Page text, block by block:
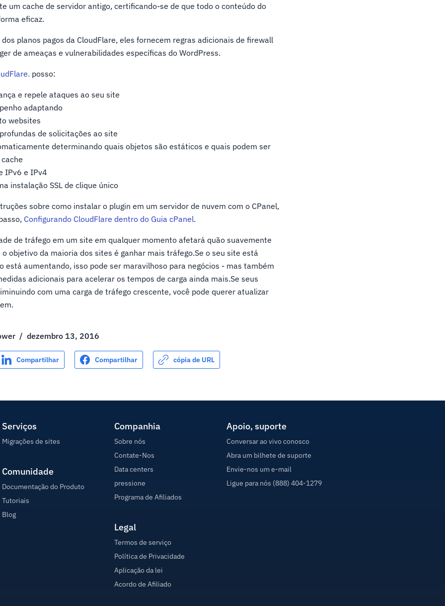
um cache de servidor antigo, certificando-se de que todo o conteúdo do
eficaz.
planos pagos da CloudFlare, eles fornecem regras adicionais de firewall
de ameaças e vulnerabilidades específicas do WordPress.
posso:
e repele ataques ao seu site
adaptando
websites
de solicitações ao site
determinando quais objetos são estáticos e quais podem ser
IPv6 e IPv4
instalação SSL de clique único
sobre como instalar o plugin em um servidor de nuvem com o CPanel,
Configurando CloudFlare dentro do Guia cPanel.
de tráfego em um site em qualquer momento afetará quão suavemente
objetivo da maioria dos sites é ganhar mais tráfego.Se o seu site está
está aumentando, isso pode ser maravilhoso para negócios - mas também
adicionais para acelerar os tempos de carga ainda mais.Se seus
com uma carga de tráfego crescente, você pode querer atualizar
/dezembro 13, 2016
Compartilhar Compartilhar cópia de URL
Serviços
Migrações de sites
Comunidade
Documentação do Produto
Tutoriais
Blog
Companhia
Sobre nós
Contate-Nos
Data centers
pressione
Programa de Afiliados
Legal
Termos de serviço
Política de Privacidade
Aplicação da lei
Acordo de Afiliado
Apoio, suporte
Conversar ao vivo conosco
Abra um bilhete de suporte
Envie-nos um e-mail
Ligue para nós (888) 404-1279